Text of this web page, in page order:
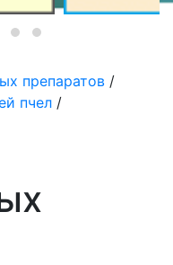
препаратов /
пчел /